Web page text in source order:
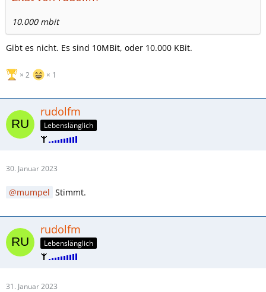
10.000 mbit
Gibt es nicht. Es sind 10MBit, oder 10.000 KBit.
2 1
rudolfm
Lebenslänglich
30. Januar 2023
mumpel Stimmt.
rudolfm
Lebenslänglich
31. Januar 2023